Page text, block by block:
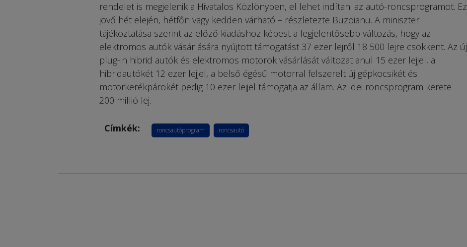
rendelet is megjelenik a Hivatalos Közlönyben, el lehet indítani az autó-roncsprogramot. Ez
jövő hét elején, hétfőn vagy kedden várható – részletezte Buzoianu. A miniszter
tájékoztatása szerint az előző kiadáshoz képest a legjelentősebb változás, hogy az
elektromos autók vásárlására nyújtott támogatást 37 ezer lejről 18 500 lejre csökkent. Az új
plug-in hibrid autók és elektromos motorok vásárlását változatlanul 15 ezer lejjel, a
hibridautókét 12 ezer lejjel, a belső égésű motorral felszerelt új gépkocsikét és
motorkerékpárokét pedig 10 ezer lejjel támogatja az állam. Az idei roncsprogram kerete
200 millió lej.
Címkék: roncsautóprogram roncsautó